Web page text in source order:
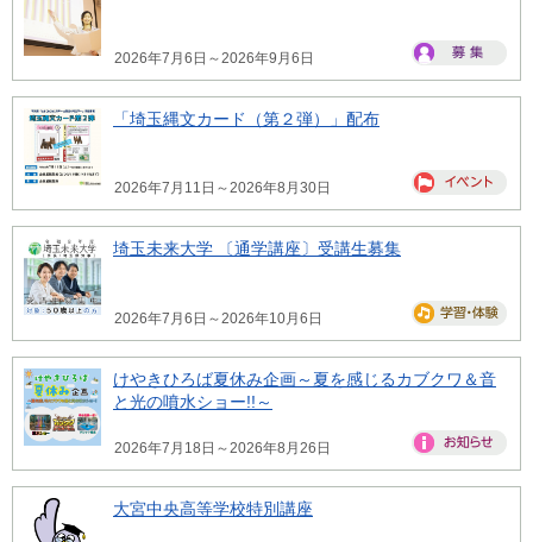
2026年7月6日～2026年9月6日
「埼玉縄文カード（第２弾）」配布
2026年7月11日～2026年8月30日
埼玉未来大学 〔通学講座〕受講生募集
2026年7月6日～2026年10月6日
けやきひろば夏休み企画～夏を感じるカブクワ＆音
と光の噴水ショー!!～
2026年7月18日～2026年8月26日
大宮中央高等学校特別講座